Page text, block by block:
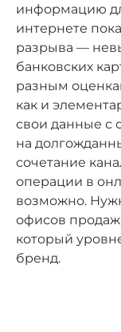
информацию
интернете
разрыва —
банковских
разным
как и
свои данные с
на
сочетание
операции в
возможно.
офисов
который
бренд.